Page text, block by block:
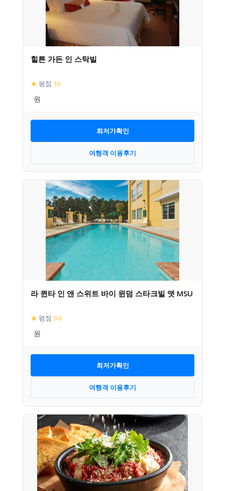
힐튼 가든 인 스탁빌
★ 평점 10
최저가확인
여행객 이용후기
라 퀸타 인 앤 스위트 바이 윈덤 스타크빌 앳 MSU
★ 평점 9.6
최저가확인
여행객 이용후기